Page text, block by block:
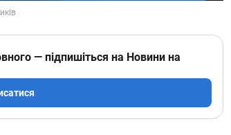
— підпишіться на Новини на